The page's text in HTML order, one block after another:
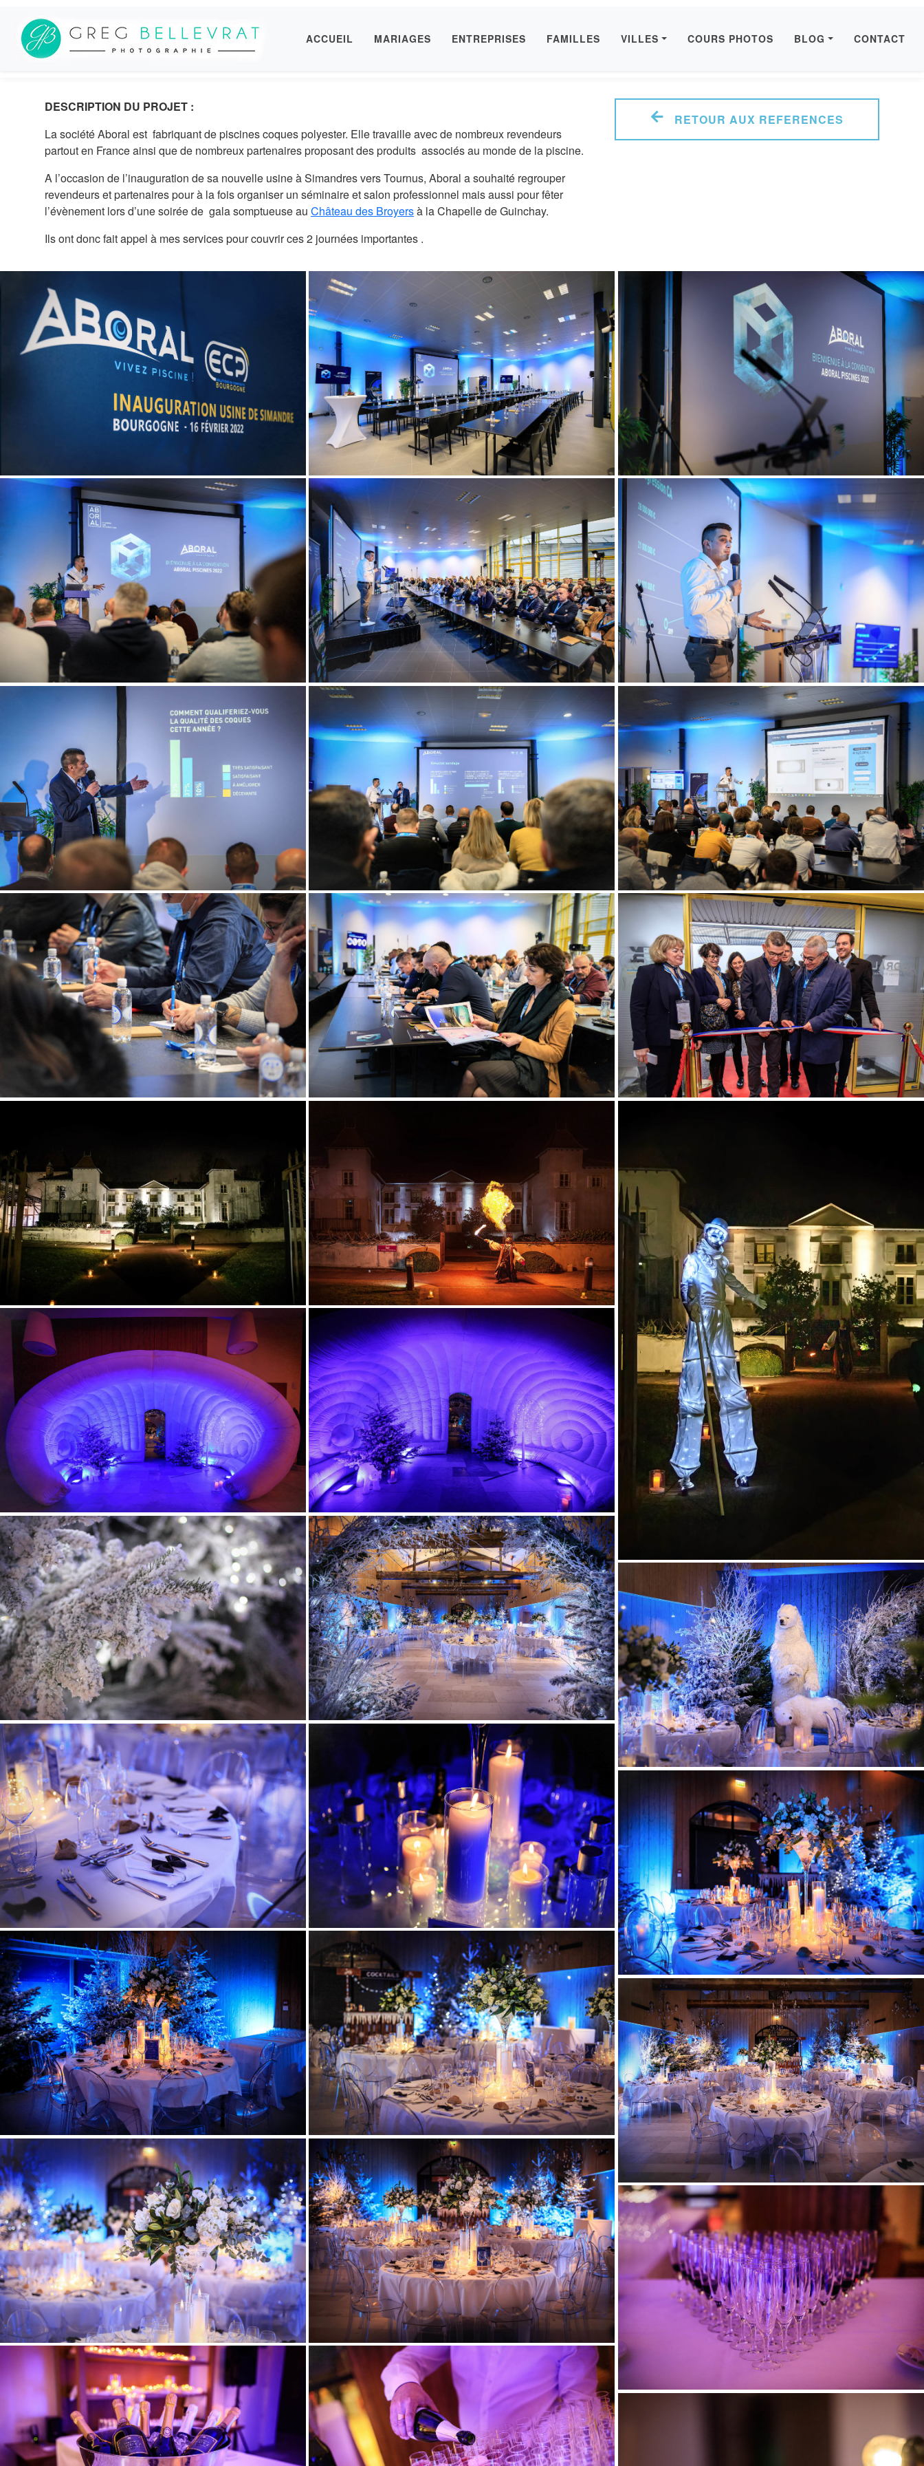
ACCUEIL MARIAGES ENTREPRISES FAMILLES VILLES COURS PHOTOS BLOG CONTACT
DESCRIPTION DU PROJET :
La société Aboral est fabriquant de piscines coques polyester. Elle travaille avec de nombreux revendeurs
partout en France ainsi que de nombreux partenaires proposant des produits associés au monde de la piscine.
A l’occasion de l’inauguration de sa nouvelle usine à Simandres vers Tournus, Aboral a souhaité regrouper
revendeurs et partenaires pour à la fois organiser un séminaire et salon professionnel mais aussi pour fêter
l’évènement lors d’une soirée de gala somptueuse au Château des Broyersà la Chapelle de Guinchay.
Ils ont donc fait appel à mes services pour couvrir ces 2 journées importantes .
RETOUR AUX REFERENCES